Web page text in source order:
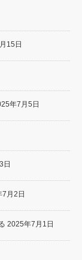
15日
年7月5日
日
月2日
2025年7月1日